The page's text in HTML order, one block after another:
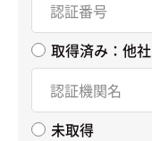
取得済み：他社
未取得